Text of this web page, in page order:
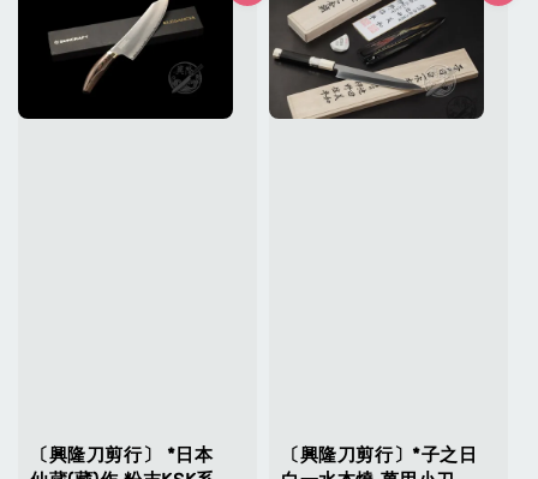
〔興隆刀剪行〕 *日本
〔興隆刀剪行〕*子之日